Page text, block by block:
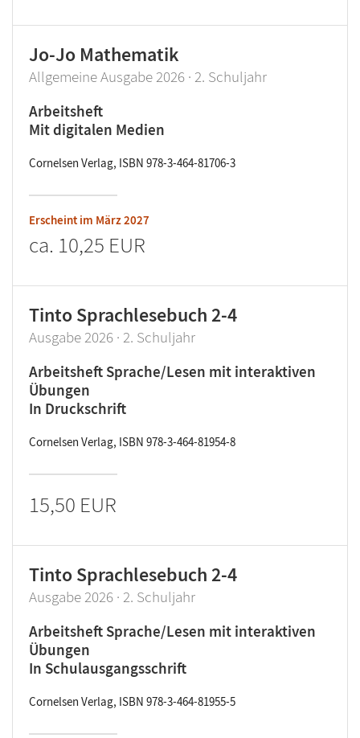
Jo-Jo Mathematik
Allgemeine Ausgabe 2026 · 2. Schuljahr
Arbeitsheft
Mit digitalen Medien
Cornelsen Verlag, ISBN 978-3-464-81706-3
Erscheint im März 2027
ca. 10,25 EUR
Tinto Sprachlesebuch 2-4
Ausgabe 2026 · 2. Schuljahr
Arbeitsheft Sprache/Lesen mit interaktiven
Übungen
In Druckschrift
Cornelsen Verlag, ISBN 978-3-464-81954-8
15,50 EUR
Tinto Sprachlesebuch 2-4
Ausgabe 2026 · 2. Schuljahr
Arbeitsheft Sprache/Lesen mit interaktiven
Übungen
In Schulausgangsschrift
Cornelsen Verlag, ISBN 978-3-464-81955-5